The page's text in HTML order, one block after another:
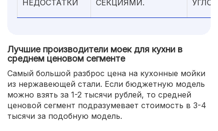
НЕДОСТАТКИ
СЕКЦИЯМИ.
Лучшие производители моек для кухни в
среднем ценовом сегменте
Самый большой разброс цена на кухонные мойки
из нержавеющей стали. Если бюджетную модель
можно взять за 1-2 тысячи рублей, то средней
ценовой сегмент подразумевает стоимость в 3-4
тысячи за подобную модель.